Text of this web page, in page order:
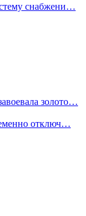
снабжени…
золото…
отключ…